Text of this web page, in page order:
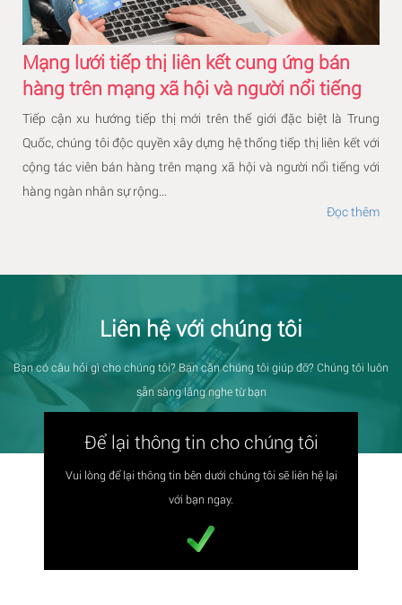
Mạng lưới tiếp thị liên kết cung ứng bán
hàng trên mạng xã hội và người nổi tiếng
Tiếp cận xu hướng tiếp thị mới trên thế giới đặc biệt là Trung
Quốc, chúng tôi độc quyền xây dựng hệ thống tiếp thị liên kết với
cộng tác viên bán hàng trên mạng xã hội và người nổi tiếng với
hàng ngàn nhân sự rộng...
Đọc thêm
Liên hệ với chúng tôi
Bạn có câu hỏi gì cho chúng tôi? Bạn cần chúng tôi giúp đỡ? Chúng tôi luôn
sẵn sàng lắng nghe từ bạn
Để lại thông tin cho chúng tôi
Vui lòng để lại thông tin bên dưới chúng tôi sẽ liên hệ lại
với bạn ngay.